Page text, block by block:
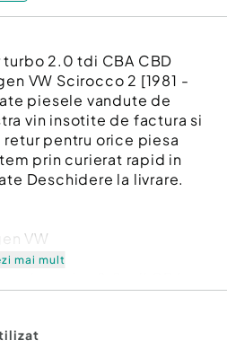
2.0 tdi CBA CBD
VW Scirocco 2 [1981 -
piesele vandute de
vin insotite de factura si
pentru orice piesa
prin curierat rapid in
Deschidere la livrare.
VW
mai mult